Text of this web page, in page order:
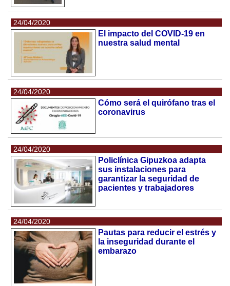
24/04/2020
El impacto del COVID-19 en
nuestra salud mental
24/04/2020
Cómo será el quirófano tras el
coronavirus
24/04/2020
Policlínica Gipuzkoa adapta
sus instalaciones para
garantizar la seguridad de
pacientes y trabajadores
24/04/2020
Pautas para reducir el estrés y
la inseguridad durante el
embarazo